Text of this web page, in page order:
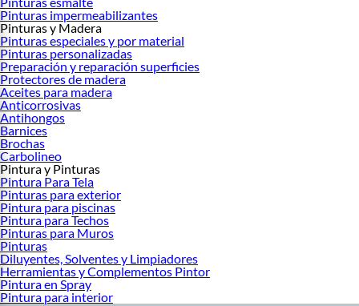
Pinturas impermeabilizantes
Pinturas y Madera
Pinturas especiales y por material
Pinturas personalizadas
Preparación y reparación superficies
Protectores de madera
Aceites para madera
Anticorrosivas
Antihongos
Barnices
Brochas
Carbolineo
Pintura y Pinturas
Pintura Para Tela
Pinturas para exterior
Pintura para piscinas
Pintura para Techos
Pinturas para Muros
Pinturas
Diluyentes, Solventes y Limpiadores
Herramientas y Complementos Pintor
Pintura en Spray
Pintura para interior